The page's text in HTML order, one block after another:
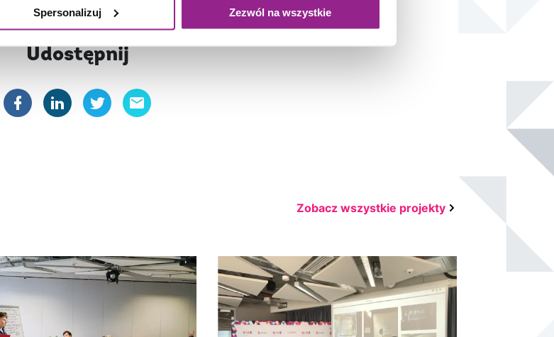
Spersonalizuj Zezwól na wszystkie
Udostępnij
Zobacz wszystkie projekty